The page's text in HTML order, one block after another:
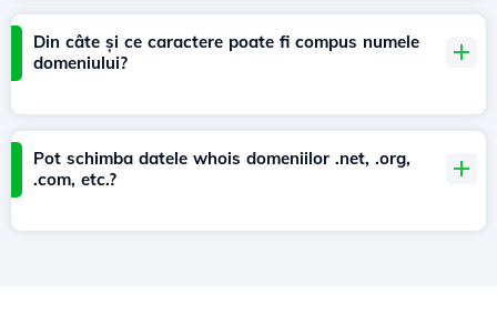
Din câte și ce caractere poate fi compus numele
domeniului?
Pot schimba datele whois domeniilor .net, .org,
.com, etc.?